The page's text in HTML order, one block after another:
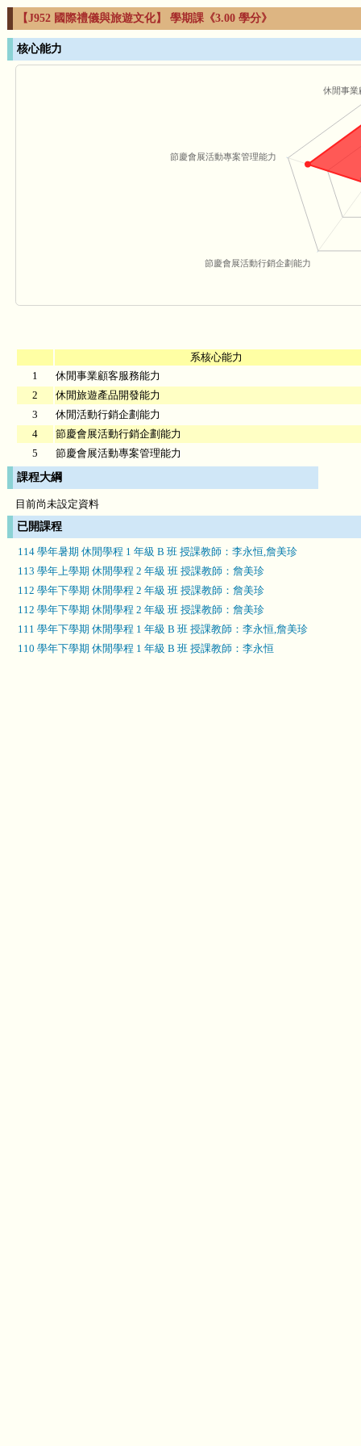
【J952 國際禮儀與旅遊文化】 學期課《3.00 學分》
核心能力
休閒事業
節慶會展活動行銷企劃能力
節慶會展活動專案管理能力
系核心能力
1
休閒事業顧客服務能力
2
休閒旅遊產品開發能力
3
休閒活動行銷企劃能力
4
節慶會展活動行銷企劃能力
5
節慶會展活動專案管理能力
課程大綱
目前尚未設定資料
已開課程
114 學年暑期 休閒學程 1 年級 B 班 授課教師：李永恒,詹美珍
113 學年上學期 休閒學程 2 年級 班 授課教師：詹美珍
112 學年下學期 休閒學程 2 年級 班 授課教師：詹美珍
112 學年下學期 休閒學程 2 年級 班 授課教師：詹美珍
111 學年下學期 休閒學程 1 年級 B 班 授課教師：李永恒,詹美珍
110 學年下學期 休閒學程 1 年級 B 班 授課教師：李永恒